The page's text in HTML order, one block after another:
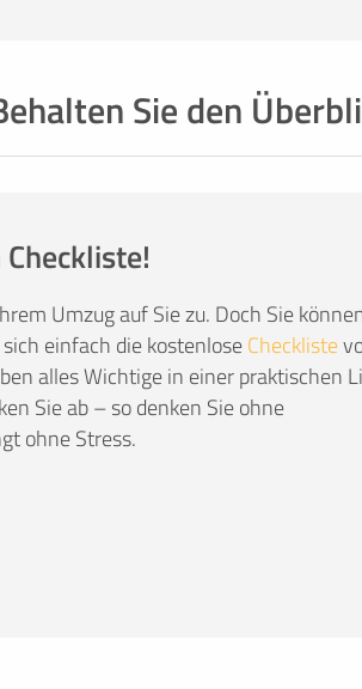
Sie den
Umzug auf Sie zu. Doch Sie
einfach die kostenloseCheckliste
alles Wichtige in einer praktischen
Sie ab – so denken Sie ohne
ohne Stress.